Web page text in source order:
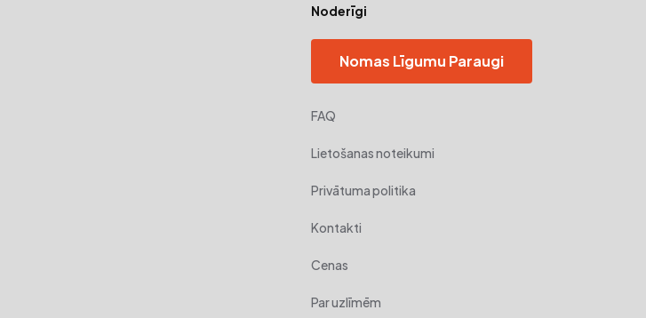
Noderīgi
Nomas Līgumu Paraugi
FAQ
Lietošanas noteikumi
Privātuma politika
Kontakti
Cenas
Par uzlīmēm